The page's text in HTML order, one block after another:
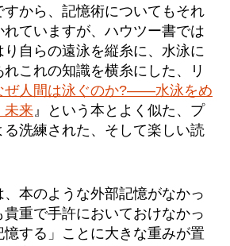
から、記憶術についてもそれ
ていますが、ハウツー書では
自らの遠泳を縦糸に、水泳に
れこれの知識を横糸にした、リ
ぜ人間は泳ぐのか?――水泳をめ
未来 』という本とよく似た、プ
る洗練された、そして楽しい読
本のような外部記憶がなかっ
重で手許においておけなかっ
する」ことに大きな重みが置